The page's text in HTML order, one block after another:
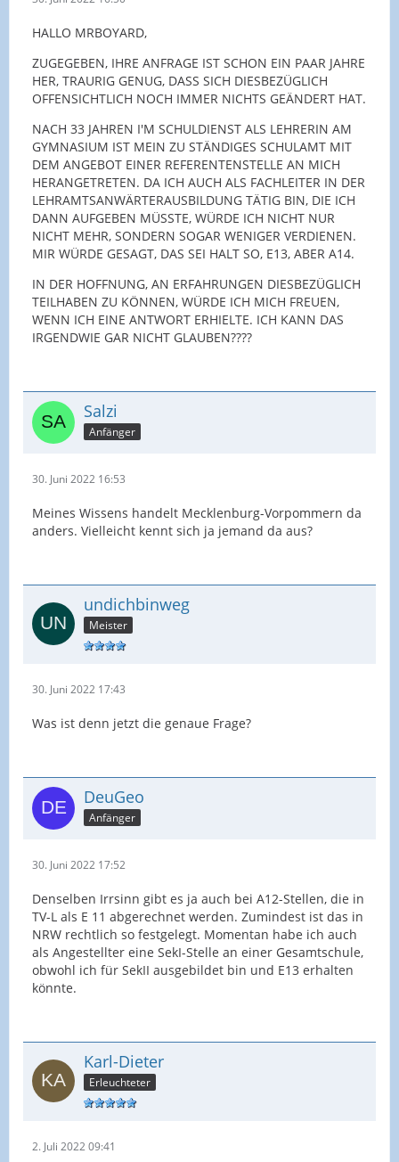
HALLO MRBOYARD,
ZUGEGEBEN, IHRE ANFRAGE IST SCHON EIN PAAR JAHRE
HER, TRAURIG GENUG, DASS SICH DIESBEZÜGLICH
OFFENSICHTLICH NOCH IMMER NICHTS GEÄNDERT HAT.
NACH 33 JAHREN I'M SCHULDIENST ALS LEHRERIN AM
GYMNASIUM IST MEIN ZU STÄNDIGES SCHULAMT MIT
DEM ANGEBOT EINER REFERENTENSTELLE AN MICH
HERANGETRETEN. DA ICH AUCH ALS FACHLEITER IN DER
LEHRAMTSANWÄRTERAUSBILDUNG TÄTIG BIN, DIE ICH
DANN AUFGEBEN MÜSSTE, WÜRDE ICH NICHT NUR
NICHT MEHR, SONDERN SOGAR WENIGER VERDIENEN.
MIR WÜRDE GESAGT, DAS SEI HALT SO, E13, ABER A14.
IN DER HOFFNUNG, AN ERFAHRUNGEN DIESBEZÜGLICH
TEILHABEN ZU KÖNNEN, WÜRDE ICH MICH FREUEN,
WENN ICH EINE ANTWORT ERHIELTE. ICH KANN DAS
IRGENDWIE GAR NICHT GLAUBEN????
Salzi
Anfänger
30. Juni 2022 16:53
Meines Wissens handelt Mecklenburg-Vorpommern da
anders. Vielleicht kennt sich ja jemand da aus?
undichbinweg
Meister
30. Juni 2022 17:43
Was ist denn jetzt die genaue Frage?
DeuGeo
Anfänger
30. Juni 2022 17:52
Denselben Irrsinn gibt es ja auch bei A12-Stellen, die in
TV-L als E 11 abgerechnet werden. Zumindest ist das in
NRW rechtlich so festgelegt. Momentan habe ich auch
als Angestellter eine SekI-Stelle an einer Gesamtschule,
obwohl ich für SekII ausgebildet bin und E13 erhalten
könnte.
Karl-Dieter
Erleuchteter
2. Juli 2022 09:41